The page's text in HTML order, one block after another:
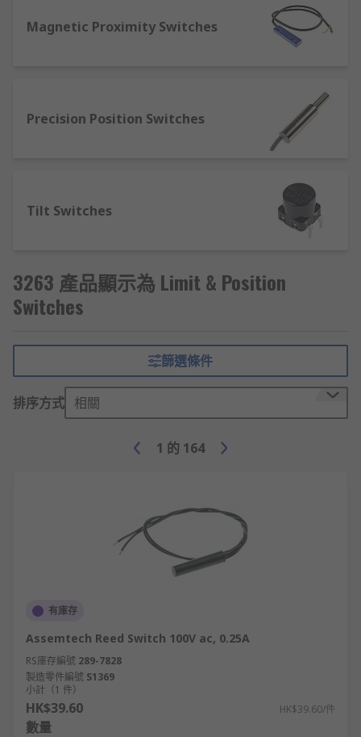
commitment to excellence is absolute. RS adheres
to the highest standards for business-to-
business companies, so whether you’re looking
Limit Switch or Position Switch product.
Magnetic Proximity Switches
Precision Position Switches
Tilt Switches
3263 產品顯示為 Limit & Position
Switches
篩選條件
排序方式 相關
1 的 164
有庫存
Assemtech Reed Switch 100V ac, 0.25A
RS庫存編號 289-7828
製造零件編號 S1369
小計（1 件）
HK$39.60 HK$39.60/件
數量